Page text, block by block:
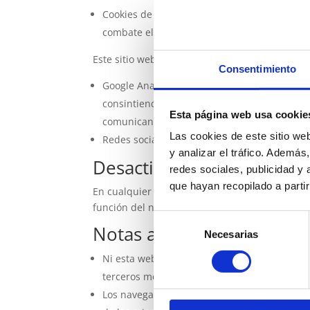
Consentimiento
Esta página web usa
Las cookies de este sitio
y analizar el tráfico.
redes sociales, publicidad y
que hayan recopilado a
de
consentimiento
Necesarias
Cookies de sesión, para garantizar que los
combate el
Este sitio web utiliza las siguientes
Google Analytics: Almacenacookiespara
consintiendo el tratamiento de información
comunicando directamente con Google.
Redes sociales: Cada red social utiliza sus
Desactivación o
En cualquier momento podrá ejercer su
función del navegador que esté usando.
Notas adicionales
Ni esta web ni sus representantes legales
terceros mencionados en esta política de
Los navegadores web son las herramientas